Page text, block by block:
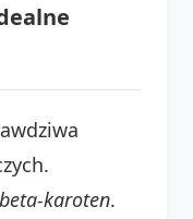
beta-karoten.